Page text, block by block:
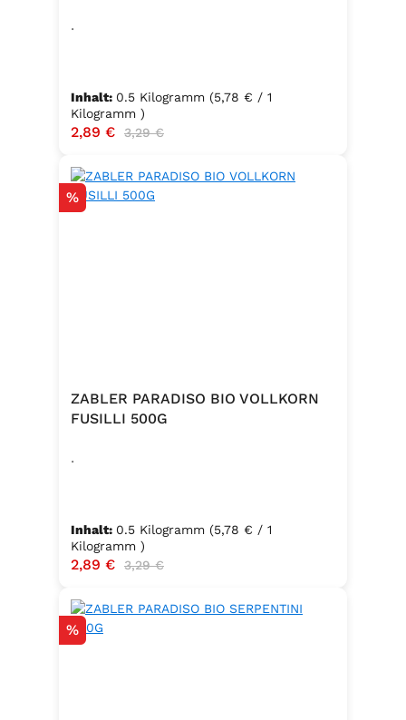
.
Inhalt: 0.5 Kilogramm (5,78 € / 1
Kilogramm )
Verkaufspreis:
2,89 € Regulärer Preis:
3,29 €
Rabatt
%
ZABLER PARADISO BIO VOLLKORN
FUSILLI 500G
.
Inhalt: 0.5 Kilogramm (5,78 € / 1
Kilogramm )
Verkaufspreis:
2,89 € Regulärer Preis:
3,29 €
Rabatt
%